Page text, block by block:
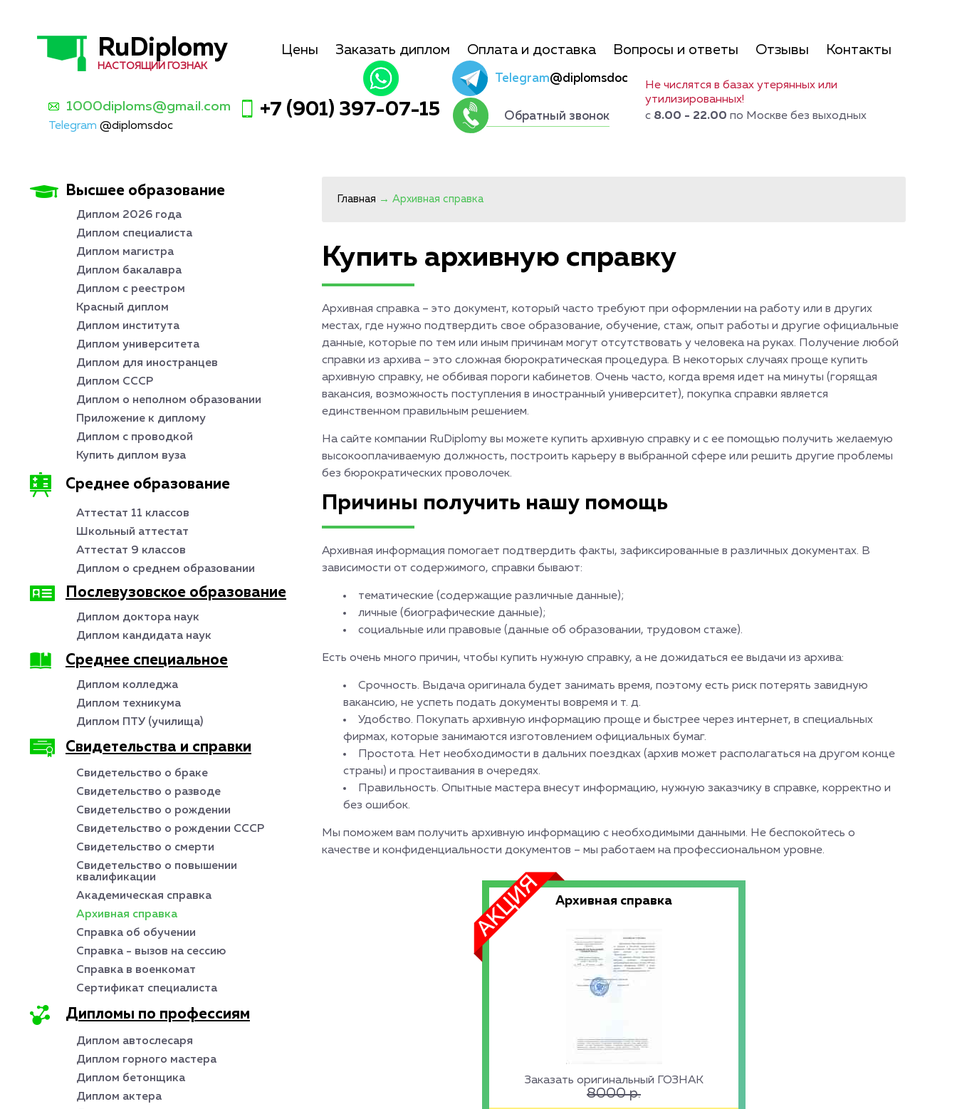
RuDiplomy
НАСТОЯЩИЙ ГОЗНАК
Цены Заказать диплом Оплата и доставка Вопросы и ответы Отзывы Контакты
1000diploms@gmail.com
Telegram @diplomsdoc
+7 (901) 397-07-15
Telegram@diplomsdoc
Обратный звонок
Не числятся в базах утерянных или
утилизированных!
с 8.00 - 22.00 по Москве без выходных
Главная → Архивная справка
Купить архивную справку
Архивная справка – это документ, который часто требуют при оформлении на работу или в других
местах, где нужно подтвердить свое образование, обучение, стаж, опыт работы и другие официальные
данные, которые по тем или иным причинам могут отсутствовать у человека на руках. Получение любой
справки из архива – это сложная бюрократическая процедура. В некоторых случаях проще купить
архивную справку, не оббивая пороги кабинетов. Очень часто, когда время идет на минуты (горящая
вакансия, возможность поступления в иностранный университет), покупка справки является
единственном правильным решением.
На сайте компании RuDiplomy вы можете купить архивную справку и с ее помощью получить желаемую
высокооплачиваемую должность, построить карьеру в выбранной сфере или решить другие проблемы
без бюрократических проволочек.
Причины получить нашу помощь
Архивная информация помогает подтвердить факты, зафиксированные в различных документах. В
зависимости от содержимого, справки бывают:
тематические (содержащие различные данные);
личные (биографические данные);
социальные или правовые (данные об образовании, трудовом стаже).
Есть очень много причин, чтобы купить нужную справку, а не дожидаться ее выдачи из архива:
Срочность. Выдача оригинала будет занимать время, поэтому есть риск потерять завидную
вакансию, не успеть подать документы вовремя и т. д.
Удобство. Покупать архивную информацию проще и быстрее через интернет, в специальных
фирмах, которые занимаются изготовлением официальных бумаг.
Простота. Нет необходимости в дальних поездках (архив может располагаться на другом конце
страны) и простаивания в очередях.
Правильность. Опытные мастера внесут информацию, нужную заказчику в справке, корректно и
без ошибок.
Мы поможем вам получить архивную информацию с необходимыми данными. Не беспокойтесь о
качестве и конфиденциальности документов – мы работаем на профессиональном уровне.
Архивная справка
Заказать оригинальный ГОЗНАК
8000р.
Высшее образование
Диплом 2026 года
Диплом специалиста
Диплом магистра
Диплом бакалавра
Диплом с реестром
Красный диплом
Диплом института
Диплом университета
Диплом для иностранцев
Диплом СССР
Диплом о неполном образовании
Приложение к диплому
Диплом с проводкой
Купить диплом вуза
Среднее образование
Аттестат 11 классов
Школьный аттестат
Аттестат 9 классов
Диплом о среднем образовании
Послевузовское образование
Диплом доктора наук
Диплом кандидата наук
Среднее специальное
Диплом колледжа
Диплом техникума
Диплом ПТУ (училища)
Свидетельства и справки
Свидетельство о браке
Свидетельство о разводе
Свидетельство о рождении
Свидетельство о рождении СССР
Свидетельство о смерти
Свидетельство о повышении
квалификации
Академическая справка
Архивная справка
Справка об обучении
Справка - вызов на сессию
Справка в военкомат
Сертификат специалиста
Дипломы по профессиям
Диплом автослесаря
Диплом горного мастера
Диплом бетонщика
Диплом актера